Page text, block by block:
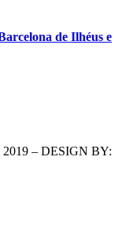
de Ilhéus e
– DESIGN BY: